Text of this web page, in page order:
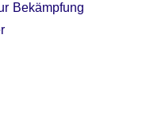
Bekämpfung